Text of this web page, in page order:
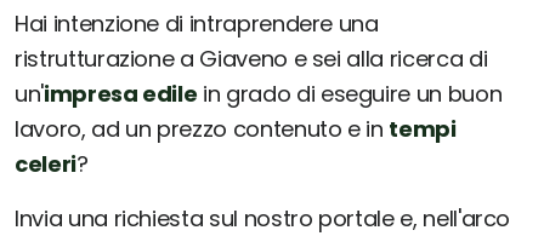
Hai intenzione di intraprendere una
ristrutturazione a Giaveno e sei alla ricerca di
un'impresa edile in grado di eseguire un buon
lavoro, ad un prezzo contenuto e in tempi
celeri?
Invia una richiesta sul nostro portale e, nell'arco